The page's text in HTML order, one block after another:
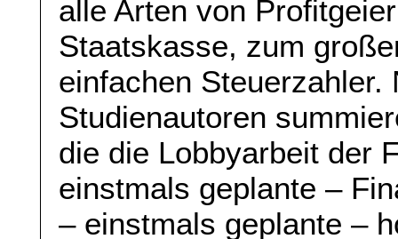
alle Arten von
Staatskasse, zum
einfachen Steuerzahler.
Studienautoren
die die Lobbyarbeit der
einstmals geplante –
– einstmals geplante –